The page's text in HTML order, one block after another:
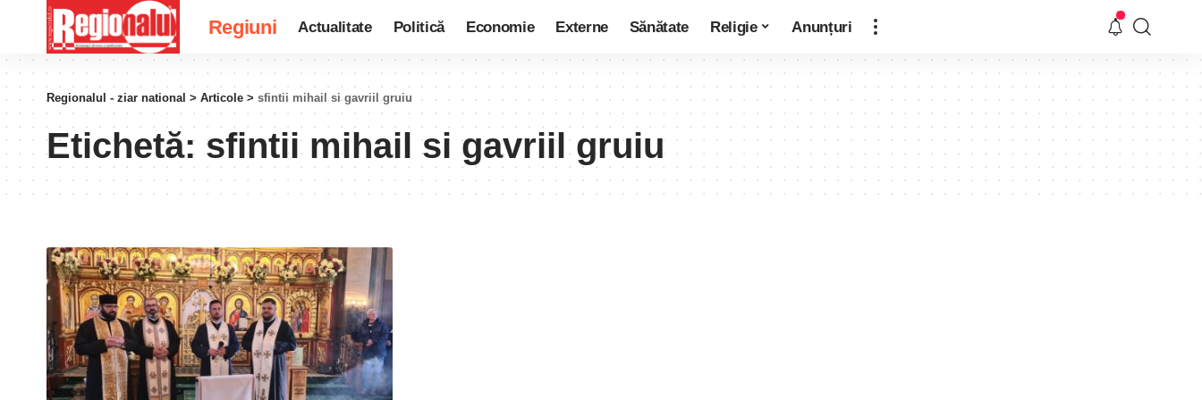
Regiuni Actualitate Politică Economie Externe Sănătate Religie Anunțuri
Regionalul - ziar national > Articole > sfintii mihail si gavriil gruiu
Etichetă: sfintii mihail si gavriil gruiu